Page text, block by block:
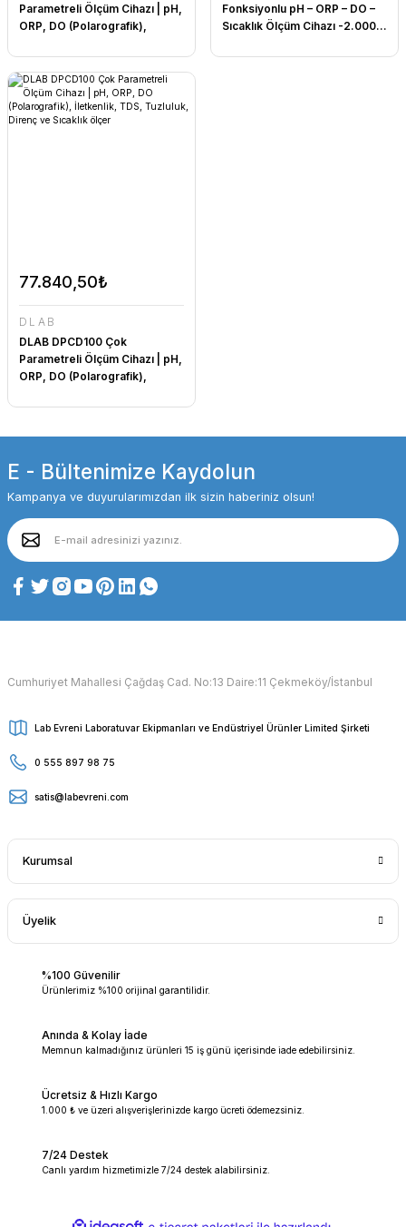
Parametreli Ölçüm Cihazı | pH,
ORP, DO (Polarografik),
Direnç ve Sıcaklık ölçer ...
2000.0 mS/cm / 0.0 mg/L...
100.0 g/L / 0... 100 ppt / 5.000
Ω·cm... 100.0 MΩ·cm / 0... 100
Fonksiyonlu pH – ORP – DO –
Sıcaklık Ölçüm Cihazı -2.000...
+1999.9 mV/ 0... 100 °C
77.840,50₺
DLAB
DLAB DPCD100 Çok
Parametreli Ölçüm Cihazı | pH,
ORP, DO (Polarografik),
Direnç ve Sıcaklık ölçer
E - Bültenimize Kaydolun
Kampanya ve duyurularımızdan ilk sizin haberiniz olsun!
Cumhuriyet Mahallesi Çağdaş Cad. No:13 Daire:11 Çekmeköy/İstanbul
Lab Evreni Laboratuvar Ekipmanları ve Endüstriyel Ürünler Limited Şirketi
0 555 897 98 75
satis@labevreni.com
Kurumsal
Üyelik
%100 Güvenilir
Ürünlerimiz %100 orijinal garantilidir.
Anında & Kolay İade
Memnun kalmadığınız ürünleri 15 iş günü içerisinde iade edebilirsiniz.
Ücretsiz & Hızlı Kargo
1.000 ₺ ve üzeri alışverişlerinizde kargo ücreti ödemezsiniz.
7/24 Destek
Canlı yardım hizmetimizle 7/24 destek alabilirsiniz.